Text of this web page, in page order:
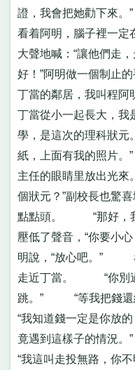
證，我會把她勸下來
看着阿明，腦子裡一定
大聲地喊：“讓他們
好！”阿明做一個制止
丁當的鄰居，我叫程阿
丁當從小一起長大，我
學，是這次的理科狀元
紙，上面有我的照片
主任的眼睛里放出光
個狀元？”副校長也
點點頭。 “那好，我
壓低了聲音，“你要
明說，“放心吧。”
走近丁當。 “你別過
跳。” “等我把錢還給
“我知道錢一定是你放
竟遇到這樣子的情況
“我這叫走投無路，